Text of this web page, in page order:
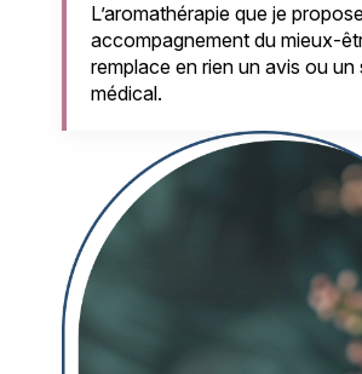
L’aromathérapie que je
accompagnement du mieux-
remplace en rien un avis ou un
médical.